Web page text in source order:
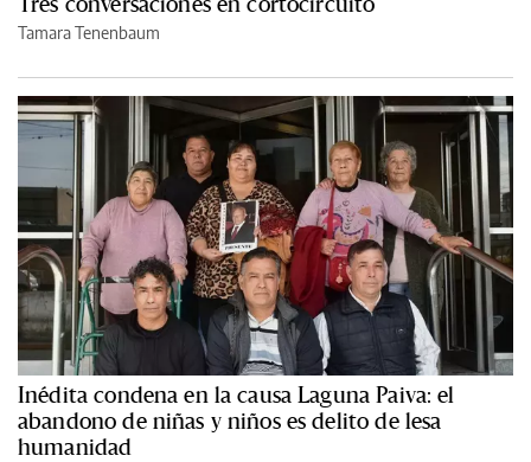
Tamara Tenenbaum
Inédita condena en la causa Laguna Paiva: el
abandono de niñas y niños es delito de lesa
humanidad